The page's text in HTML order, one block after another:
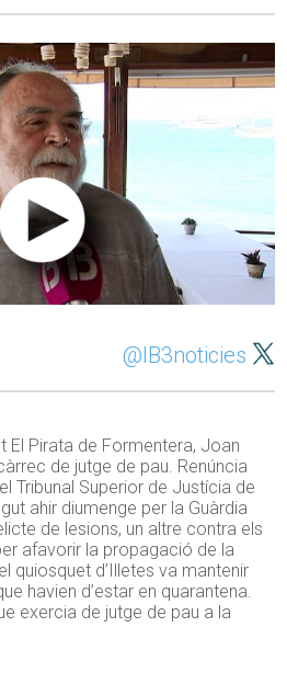
@IB3noticies
El Pirata de Formentera, Joan
de jutge de pau. Renúncia
Tribunal Superior de Justícia de
ahir diumenge per la Guàrdia
de lesions, un altre contra els
afavorir la propagació de la
quiosquet d’Illetes va mantenir
havien d’estar en quarantena.
exercia de jutge de pau a la